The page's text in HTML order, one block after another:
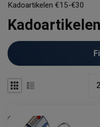
Kadoartikelen €15-€30